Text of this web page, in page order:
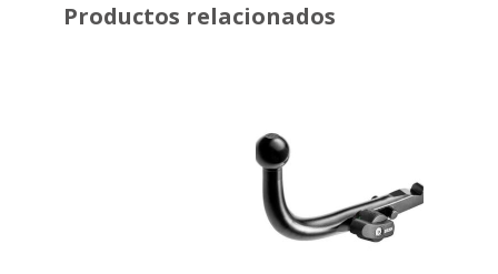
Productos relacionados